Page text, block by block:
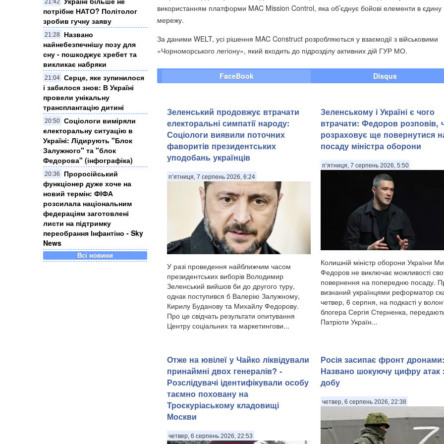
21:42
потрібне НАТО? Політолог
зробив гучну заяву
21:28
Названо
найнебезпечнішу позу для
сну - пошкоджує хребет та
викликає набряки
21:04 Серце, яке зупинилося
і забилося знов: В Україні
провели унікальну
трансплантацію дитині
20:50 Соціологи виміряли
електоральну ситуацію в
Україні: ​Лідирують "Блок
Залужного" та "блок
Федорова" (інфографіка)
20:36
Проросійський
функціонер дуже хоче на
новий термін: ФІФА
розсилала національним
федераціям заготовлені
листи на підтримку
переобрання Інфантіно - Sky
News
Всі новини
використанням платформи MAC Mission Control, яка об’єднує бойові елементи в єдину
мережу.
За даними WELT, усі рішення MAC Construct розробляються у взаємодії з військовими
«Чорноморського легіону», який входить до підрозділу активних дій ГУР МО.
FaceBook Disqus
Зеленський продовжує втрачати
електоральні симпатії народу:
Соціологи виявили поточних
фаворитів президентських
уподобань українців
п’ятниця, 7 серпень 2026, 6:24
У разі проведення найближчим часом
президентських виборів Володимир
Зеленський вийшов би до другого туру,
однак поступився б Валерію Залужному,
Кирилу Буданову та Михайлу Федорову.
Про це свідчать результати опитування
Центру соціальних та маркетингови...
Зеленському і Україні є чого
втрачати: Федоров розповів,
розраховує ще повернутися
посаду міністра оборони
п’ятниця, 7 серпень 2026, 5:50
Колишній міністр оборони України
Федоров не виключає можливості
повернення на попередню посаду.
визнаний українцями реформатор
четвер, 6 серпня, на подкасті у
блогера Сергія Стерненка,
Патріоти Україн...
Отже на ювілеї у Чайко ліквідували
принаймні двох генералів? -
Розслідувачі ідентифікували особу
таємно поховану на
Троєкуріаському кладовищі
Москви
четвер, 6 серпень 2026, 22:53
Росія засипає фронт дронами:
Названо шокуючу цифру атак
добу
четвер, 6 серпень 2026, 22:38